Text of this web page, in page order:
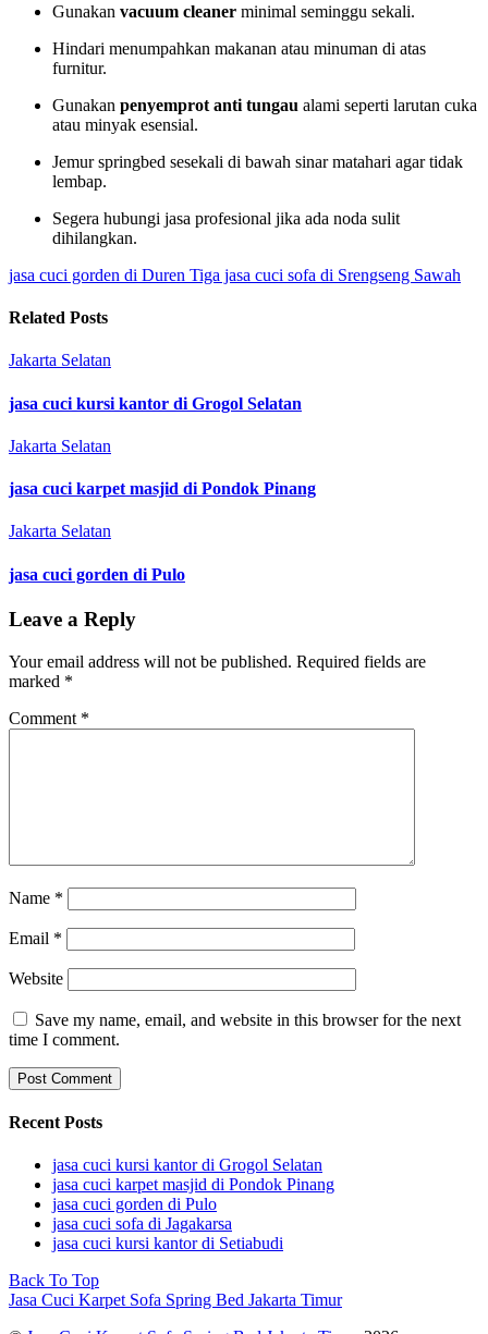
Gunakan vacuum cleaner minimal seminggu sekali.
Hindari menumpahkan makanan atau minuman di atas
furnitur.
Gunakan penyemprot anti tungau alami seperti larutan cuka
atau minyak esensial.
Jemur springbed sesekali di bawah sinar matahari agar tidak
lembap.
Segera hubungi jasa profesional jika ada noda sulit
dihilangkan.
jasa cuci gorden di Duren Tiga jasa cuci sofa di Srengseng Sawah
Related Posts
Jakarta Selatan
jasa cuci kursi kantor di Grogol Selatan
Jakarta Selatan
jasa cuci karpet masjid di Pondok Pinang
Jakarta Selatan
jasa cuci gorden di Pulo
Leave a Reply
Your email address will not be published. Required fields are
marked *
Comment *
Name *
Email *
Website
Save my name, email, and website in this browser for the next
time I comment.
Recent Posts
jasa cuci kursi kantor di Grogol Selatan
jasa cuci karpet masjid di Pondok Pinang
jasa cuci gorden di Pulo
jasa cuci sofa di Jagakarsa
jasa cuci kursi kantor di Setiabudi
Back To Top
Jasa Cuci Karpet Sofa Spring Bed Jakarta Timur